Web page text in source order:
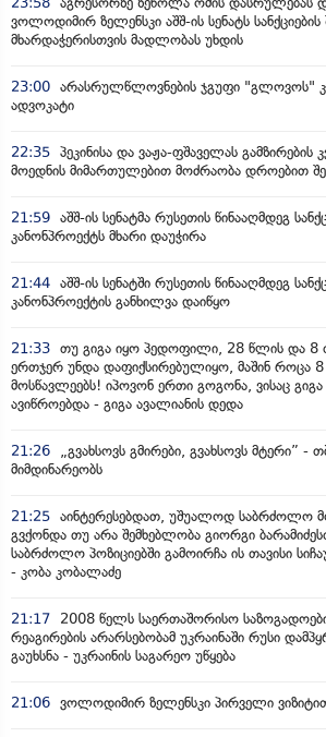
ვოლოდიმირ ზელენსკი აშშ-ის სენატს სანქციების
მხარდაჭერისთვის მადლობას უხდის
23:00 არასრულწლოვნების ჯგუფი "გლოვოს"
ადვოკატი
22:35 პეკინისა და ვაჟა-ფშაველას გამზირების
მოედნის მიმართულებით მოძრაობა დროებით
21:59 აშშ-ის სენატმა რუსეთის წინააღმდეგ
კანონპროექტს მხარი დაუჭირა
21:44 აშშ-ის სენატში რუსეთის წინააღმდეგ
კანონპროექტის განხილვა დაიწყო
21:33 თუ გიგა იყო პედოფილი, 28 წლის და 8
ერთჯერ უნდა დაფიქსირებულიყო, მაშინ როცა 8
მოსწავლეებს! იპოვონ ერთი გოგონა, ვისაც
ავიწროებდა - გიგა ავალიანის დედა
21:26
„გვახსოვს გმირები, გვახსოვს მტერი”
მიმდინარეობს
21:25 აინტერესებდათ, უშუალოდ საბრძოლო
გვქონდა თუ არა შემხებლობა გიორგი
საბრძოლო პოზიციებში გამოირჩა ის თავისი
- კობა კობალაძე
21:17
2008 წელს საერთაშორისო
რეაგირების არარსებობამ უკრაინაში რუსი
გაუხსნა - უკრაინის საგარეო უწყება
21:06 ვოლოდიმირ ზელენსკი პირველი